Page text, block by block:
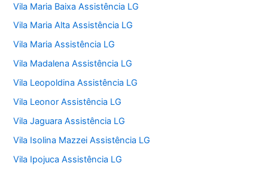
Vila Maria Baixa Assistência LG
Vila Maria Alta Assistência LG
Vila Maria Assistência LG
Vila Madalena Assistência LG
Vila Leopoldina Assistência LG
Vila Leonor Assistência LG
Vila Jaguara Assistência LG
Vila Isolina Mazzei Assistência LG
Vila Ipojuca Assistência LG